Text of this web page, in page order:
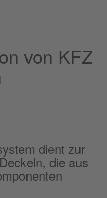
von KFZ
dient zur
die aus